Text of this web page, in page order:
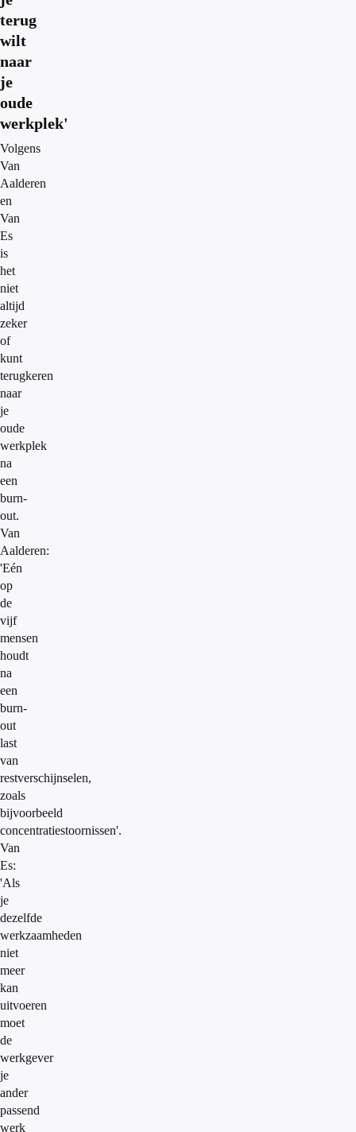
terug
wilt
naar
je
oude
werkplek'
Volgens
Van
Aalderen
en
Van
Es
is
het
niet
altijd
zeker
of
kunt
terugkeren
naar
je
oude
werkplek
na
een
burn-
out.
Van
Aalderen:
'Eén
op
de
vijf
mensen
houdt
na
een
burn-
out
last
van
restverschijnselen,
zoals
bijvoorbeeld
concentratiestoornissen'.
Van
Es:
'Als
je
dezelfde
werkzaamheden
niet
meer
kan
uitvoeren
moet
de
werkgever
je
ander
passend
werk